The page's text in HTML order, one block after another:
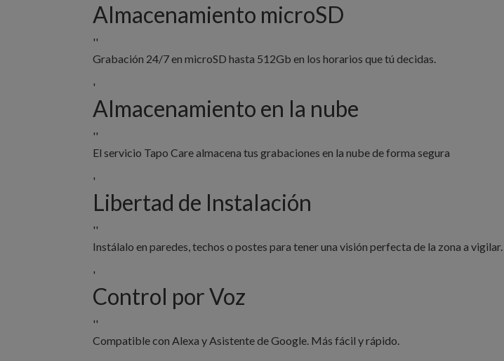
Almacenamiento microSD
''
Grabación 24/7 en microSD hasta 512Gb en los horarios que tú decidas.
'
Almacenamiento en la nube
''
El servicio Tapo Care almacena tus grabaciones en la nube de forma segura
'
Libertad de Instalación
''
Instálalo en paredes, techos o postes para tener una visión perfecta de la zona a vigilar.
'
Control por Voz
''
Compatible con Alexa y Asistente de Google. Más fácil y rápido.